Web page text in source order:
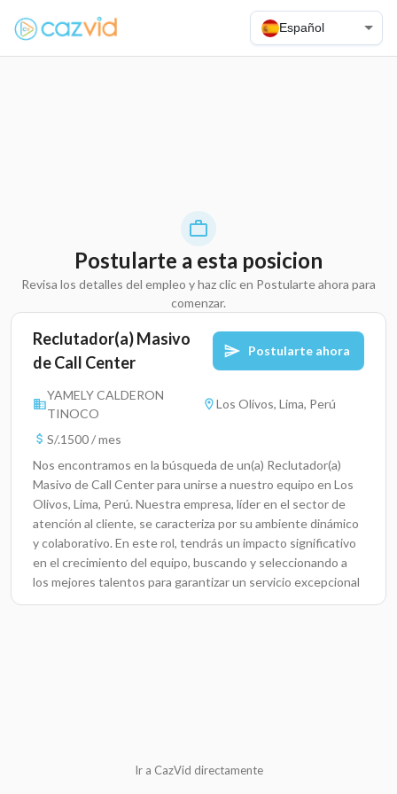
Español
Postularte a esta posicion
Revisa los detalles del empleo y haz clic en Postularte ahora para
comenzar.
Reclutador(a) Masivo
de Call Center
Postularte ahora
YAMELY CALDERON
TINOCO
Los Olivos, Lima, Perú
S/.1500 / mes
Nos encontramos en la búsqueda de un(a) Reclutador(a)
Masivo de Call Center para unirse a nuestro equipo en Los
Olivos, Lima, Perú. Nuestra empresa, líder en el sector de
atención al cliente, se caracteriza por su ambiente dinámico
y colaborativo. En este rol, tendrás un impacto significativo
en el crecimiento del equipo, buscando y seleccionando a
los mejores talentos para garantizar un servicio excepcional
a nuestros clientes.Responsabilidades ClaveRealizar
reclutamiento y métricas de selección.Participar en ferias
Ir a CazVid directamente